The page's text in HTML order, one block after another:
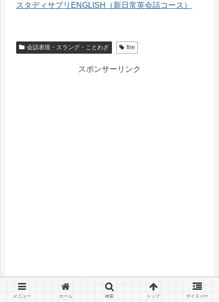
スタディサプリENGLISH（新日常英会話コース）
会話表現・スラング・ことわざ fire
スポンサーリンク
メニュー ホーム 検索 トップ サイドバー